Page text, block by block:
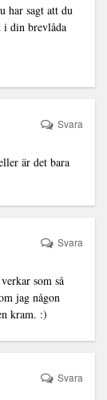
har sagt att du
i din brevlåda
är det bara
Svara
som så
jag någon
kram. :)
Svara
Svara